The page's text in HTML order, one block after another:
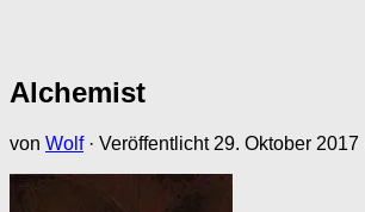
Alchemist
von Wolf · Veröffentlicht 29. Oktober 2017